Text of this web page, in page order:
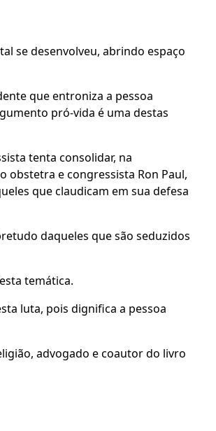
se desenvolveu, abrindo espaço
que entroniza a pessoa
pró-vida é uma destas
tenta consolidar, na
obstetra e congressista Ron Paul,
que claudicam em sua defesa
daqueles que são seduzidos
temática.
luta, pois dignifica a pessoa
advogado e coautor do livro